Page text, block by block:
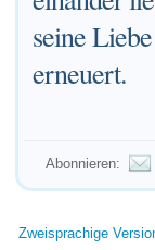
seine
erneuert.
Abonnieren:
Zweisprachige